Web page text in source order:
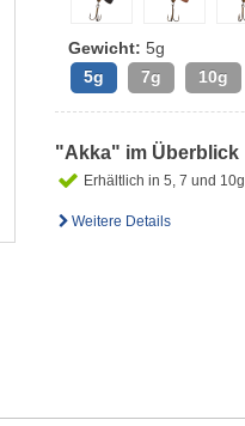
Gewicht: 5g
5g 7g 10g
"Akka" im Überblick
Erhältlich in 5, 7 und 10g
Weitere Details